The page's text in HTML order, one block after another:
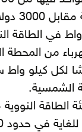
في الطاقة
الطاقة النووية